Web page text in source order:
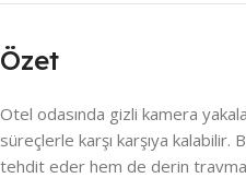
Özet
Otel odasında gizli kamera
süreçlerle karşı karşıya kalabilir.
tehdit eder hem de derin